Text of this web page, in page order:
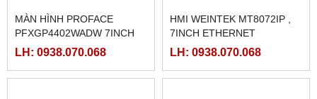
MÀN HÌNH PROFACE
PFXGP4402WADW 7INCH
LH: 0938.070.068
HMI WEINTEK MT8072IP ,
7INCH ETHERNET
LH: 0938.070.068